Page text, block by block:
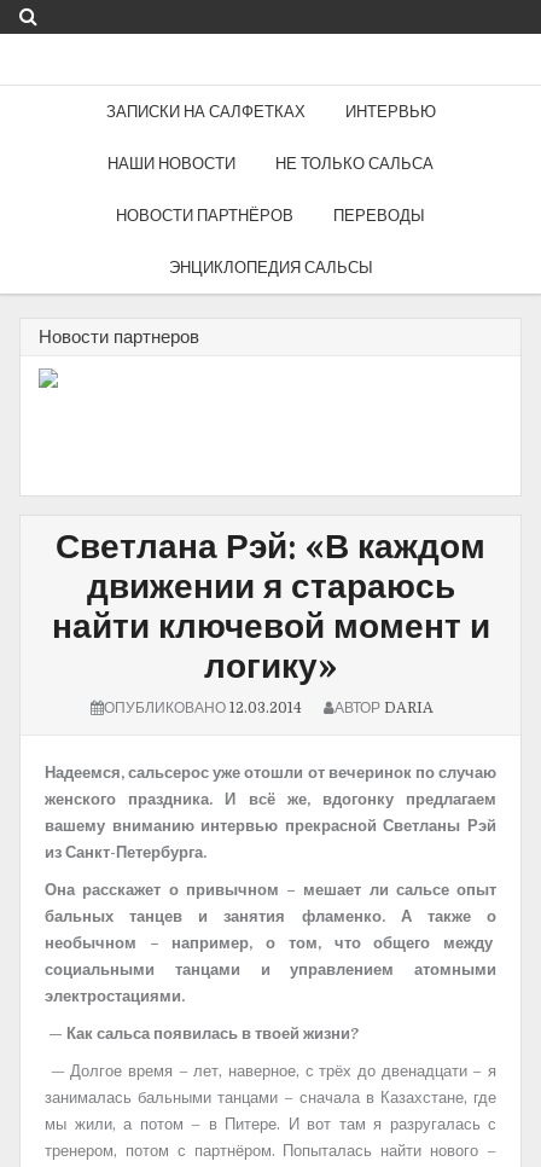
ЗАПИСКИ НА САЛФЕТКАХ ИНТЕРВЬЮ
НАШИ НОВОСТИ НЕ ТОЛЬКО САЛЬСА
НОВОСТИ ПАРТНЁРОВ ПЕРЕВОДЫ
ЭНЦИКЛОПЕДИЯ САЛЬСЫ
Новости партнеров
Светлана Рэй: «В каждом
движении я стараюсь
найти ключевой момент и
логику»
ОПУБЛИКОВАНО 12.03.2014 АВТОР DARIA
Надеемся, сальсерос уже отошли от вечеринок по случаю
женского праздника. И всё же, вдогонку предлагаем
вашему вниманию интервью прекрасной Светланы Рэй
из Санкт-Петербурга.
Она расскажет о привычном – мешает ли сальсе опыт
бальных танцев и занятия фламенко. А также о
необычном – например, о том, что общего между
социальными танцами и управлением атомными
электростациями.
— Как сальса появилась в твоей жизни?
— Долгое время – лет, наверное, с трёх до двенадцати – я
занималась бальными танцами – сначала в Казахстане, где
мы жили, а потом – в Питере. И вот там я разругалась с
тренером, потом с партнёром. Попыталась найти нового –